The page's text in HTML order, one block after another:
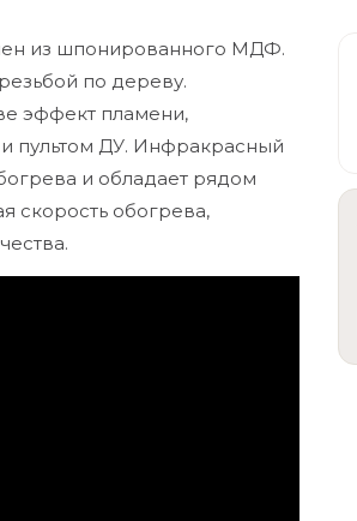
из шпонированного МДФ.
по дереву.
эффект пламени,
пультом ДУ. Инфракрасный
и обладает рядом
скорость обогрева,